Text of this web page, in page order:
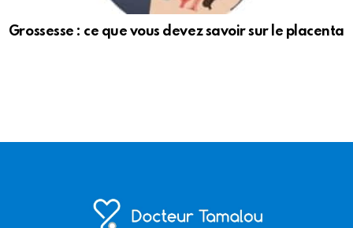
Grossesse : ce que vous devez savoir sur le placenta